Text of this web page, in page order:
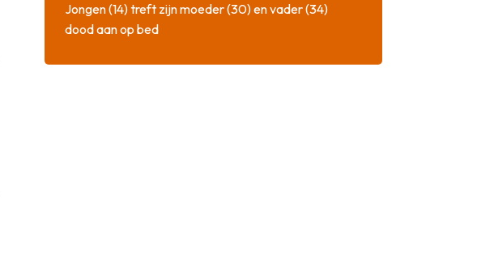
Jongen (14) treft zijn moeder (30) en vader (34)
dood aan op bed